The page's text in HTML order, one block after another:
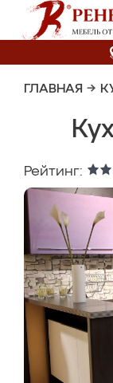
ГЛАВНАЯ →
Рейтинг: